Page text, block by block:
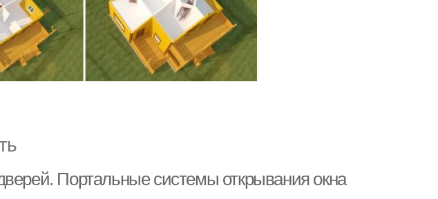
Портальные системы открывания окна